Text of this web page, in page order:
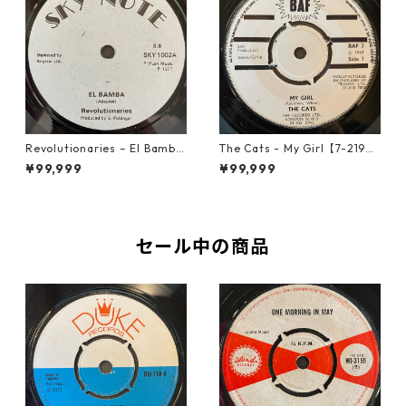
Revolutionaries – El Bamba
【7-21855】
¥99,999
The Cats - My Girl【7-2190
6】
¥99,999
セール中の商品